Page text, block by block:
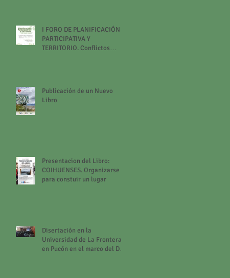
I FORO DE PLANIFICACIÓN
PARTICIPATIVA Y
TERRITORIO. Conflictos
Publicación de un Nuevo
Libro
Presentacion del Libro:
COIHUENSES. Organizarse
para constuir un lugar
Disertación en la
Universidad de La Frontera
en Pucón en el marco del Día